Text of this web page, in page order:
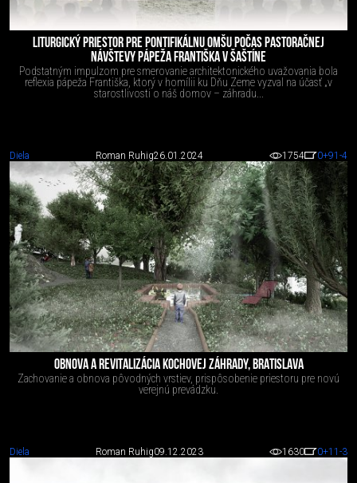
LITURGICKÝ PRIESTOR PRE PONTIFIKÁLNU OMŠU POČAS PASTORAČNEJ
NÁVŠTEVY PÁPEŽA FRANTIŠKA V ŠAŠTÍNE
Podstatným impulzom pre smerovanie architektonického uvažovania bola
reflexia pápeža Františka, ktorý v homílii ku Dňu Zeme vyzval na účasť „v
starostlivosti o náš domov – záhradu...
Diela Roman Ruhig26.01.2024 1754 0+91 -4
OBNOVA A REVITALIZÁCIA KOCHOVEJ ZÁHRADY, BRATISLAVA
Zachovanie a obnova pôvodných vrstiev, prispôsobenie priestoru pre novú
verejnú prevádzku.
Diela Roman Ruhig09.12.2023 1630 0+11 -3